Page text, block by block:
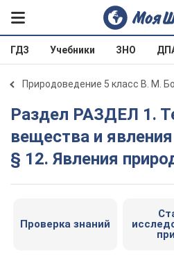
ГДЗ Учебники ЗНО
Природоведение 5 класс В. М.
Раздел РАЗДЕЛ 1. Тела,
вещества и явления
§ 12. Явления
Проверка знаний